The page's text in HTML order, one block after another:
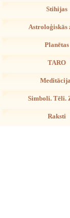
Stihijas
Astroloģiskās
Planētas
TARO
Simboli. Tēli.
Raksti